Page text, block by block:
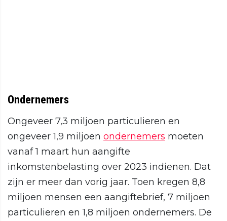
Ondernemers
Ongeveer 7,3 miljoen particulieren en
ongeveer 1,9 miljoen ondernemers moeten
vanaf 1 maart hun aangifte
inkomstenbelasting over 2023 indienen. Dat
zijn er meer dan vorig jaar. Toen kregen 8,8
miljoen mensen een aangiftebrief, 7 miljoen
particulieren en 1,8 miljoen ondernemers. De